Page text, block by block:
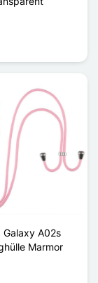
Galaxy A02s
Marmor